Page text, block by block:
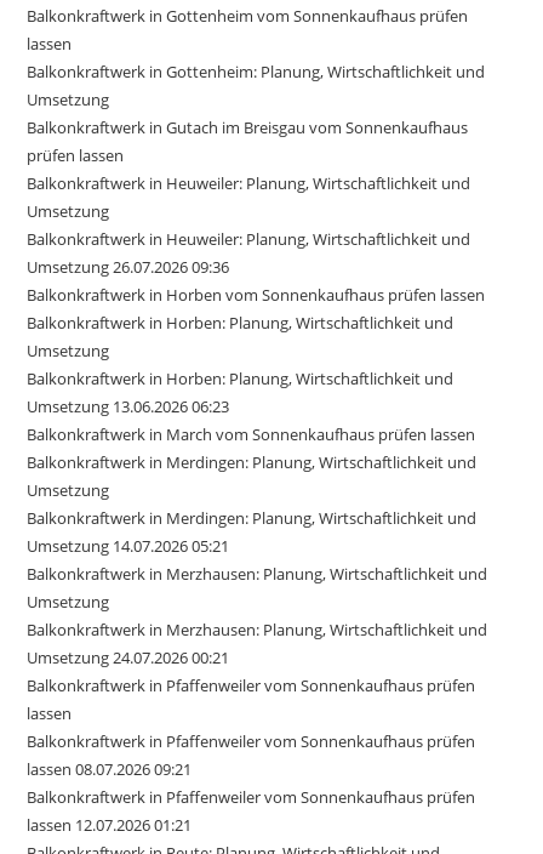
Balkonkraftwerk in Gottenheim vom Sonnenkaufhaus prüfen
lassen
Balkonkraftwerk in Gottenheim: Planung, Wirtschaftlichkeit und
Umsetzung
Balkonkraftwerk in Gutach im Breisgau vom Sonnenkaufhaus
prüfen lassen
Balkonkraftwerk in Heuweiler: Planung, Wirtschaftlichkeit und
Umsetzung
Balkonkraftwerk in Heuweiler: Planung, Wirtschaftlichkeit und
Umsetzung 26.07.2026 09:36
Balkonkraftwerk in Horben vom Sonnenkaufhaus prüfen lassen
Balkonkraftwerk in Horben: Planung, Wirtschaftlichkeit und
Umsetzung
Balkonkraftwerk in Horben: Planung, Wirtschaftlichkeit und
Umsetzung 13.06.2026 06:23
Balkonkraftwerk in March vom Sonnenkaufhaus prüfen lassen
Balkonkraftwerk in Merdingen: Planung, Wirtschaftlichkeit und
Umsetzung
Balkonkraftwerk in Merdingen: Planung, Wirtschaftlichkeit und
Umsetzung 14.07.2026 05:21
Balkonkraftwerk in Merzhausen: Planung, Wirtschaftlichkeit und
Umsetzung
Balkonkraftwerk in Merzhausen: Planung, Wirtschaftlichkeit und
Umsetzung 24.07.2026 00:21
Balkonkraftwerk in Pfaffenweiler vom Sonnenkaufhaus prüfen
lassen
Balkonkraftwerk in Pfaffenweiler vom Sonnenkaufhaus prüfen
lassen 08.07.2026 09:21
Balkonkraftwerk in Pfaffenweiler vom Sonnenkaufhaus prüfen
lassen 12.07.2026 01:21